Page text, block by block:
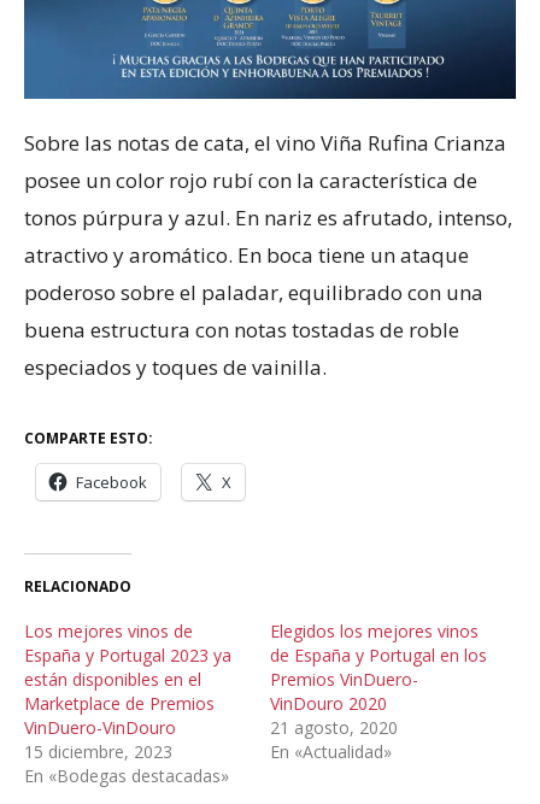
Sobre las notas de cata, el vino Viña Rufina Crianza
posee un color rojo rubí con la característica de
tonos púrpura y azul. En nariz es afrutado, intenso,
atractivo y aromático. En boca tiene un ataque
poderoso sobre el paladar, equilibrado con una
buena estructura con notas tostadas de roble
especiados y toques de vainilla.
COMPARTE ESTO:
Facebook X
RELACIONADO
Los mejores vinos de
España y Portugal 2023 ya
están disponibles en el
Marketplace de Premios
VinDuero-VinDouro
15 diciembre, 2023
En «Bodegas destacadas»
Elegidos los mejores vinos
de España y Portugal en los
Premios VinDuero-
VinDouro 2020
21 agosto, 2020
En «Actualidad»